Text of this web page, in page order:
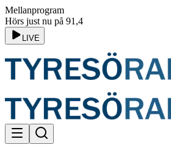
Mellanprogram
Hörs just nu på 91,4
LIVE